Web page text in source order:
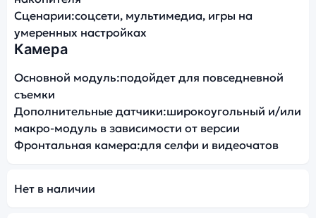
Сценарии:соцсети, мультимедиа, игры на
умеренных настройках
Камера
Основной модуль:подойдет для повседневной
съемки
Дополнительные датчики:широкоугольный и/или
макро-модуль в зависимости от версии
Фронтальная камера:для селфи и видеочатов
Нет в наличии